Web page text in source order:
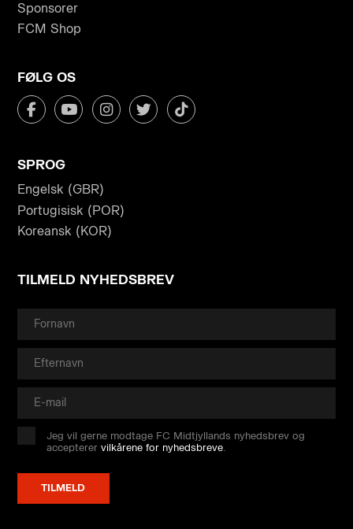
Sponsorer
FCM Shop
FØLG OS
SPROG
Engelsk (GBR)
Portugisisk (POR)
Koreansk (KOR)
TILMELD NYHEDSBREV
Jeg vil gerne modtage FC Midtjyllands nyhedsbrev og
accepterervilkårene for nyhedsbreve.